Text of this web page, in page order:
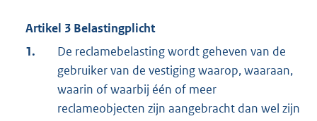
Artikel 3 Belastingplicht
1.
De reclamebelasting wordt geheven van de
gebruiker van de vestiging waarop, waaraan,
waarin of waarbij één of meer
reclameobjecten zijn aangebracht dan wel zijn